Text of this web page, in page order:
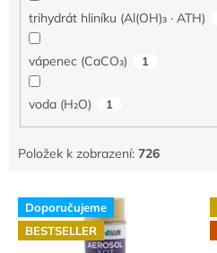
trihydrát hliníku (Al(OH)₃ · ATH)
vápenec (CaCO₃) 1
voda (H₂O) 1
Položek k zobrazení: 726
V
p
Doporučujeme
BESTSELLER